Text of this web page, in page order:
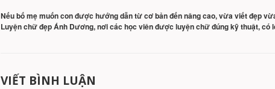
Nếu bố mẹ muốn con được hướng dẫn từ cơ bản đến nâng cao, vừa viết đẹp
Luyện chữ đẹp Ánh Dương, nơi các học viên được luyện chữ đúng kỹ thuật, có
VIẾT BÌNH LUẬN